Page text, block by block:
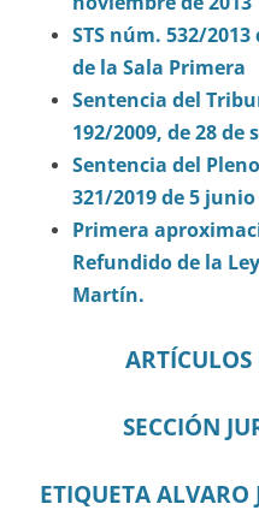
STS núm. 532/
de la Sala Primera
Sentencia del
192/2009, de 28 de
Sentencia del
321/2019 de 5 junio
Primera
Refundido de la
Martín.
SECCIÓN
ETIQUETA